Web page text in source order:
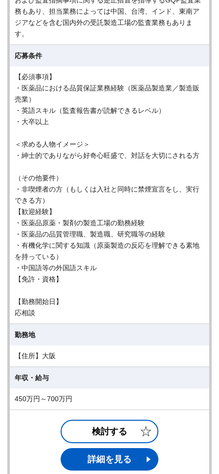
務もあり、担当業務によっては中国、台湾、インド、東南ア
ジアなどを含む国内外の受託製造工場の監査業務もありま
す。
応募条件
【必須事項】
・医薬品における品質保証業務経験（医薬品製造業／製造販
売業）
・英語スキル（監査報告書が読解できるレベル）
・大卒以上
＜求める人物イメージ＞
・紳士的でありながら好奇心旺盛で、対話を大切にされる方
（その他要件）
・非喫煙者の方（もしくは入社と同時に禁煙宣言をし、実行
できる方）
【歓迎経験】
・医薬品原薬・製剤の製造工場の勤務経験
・医薬品の品質管理職、製造職、研究職等の経験
・有機化学に関する知識（原薬製造の反応を理解できる素地
を持っている）
・中国語等の外国語スキル
【免許・資格】
【勤務開始日】
応相談
勤務地
【住所】大阪
年収・給与
450万円～700万円
検討する
詳細を見る